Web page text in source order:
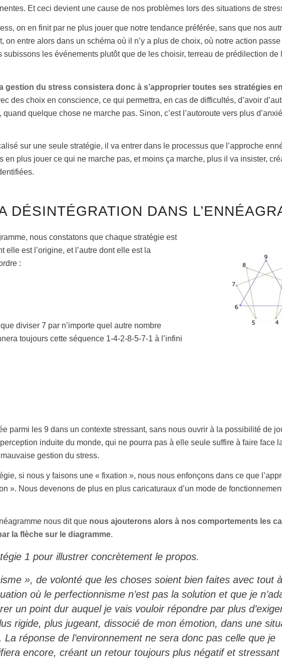
Et ceci devient une cause de nos problèmes lors des situations de
on en finit par ne plus jouer que notre tendance préférée, sans que nos
entre alors dans un schéma où il n’y a plus de choix, où notre action
les événements plutôt que de les choisir, terreau de prédilection de
gestion du stress consistera donc à s’approprier toutes ses stratégies
des choix en conscience, ce qui permettra, en cas de difficultés, d’avoir
quelque chose ne marche pas. Sinon, c’est l’autoroute vers plus
sur une seule stratégie, il va entrer dans le processus que l’approche
en plus jouer ce qui ne marche pas, et moins ça marche, plus il va insister,
DÉSINTÉGRATION DANS
nous constatons que chaque stratégie est
est l’origine, et l’autre dont elle est la
:
diviser 7 par n’importe quel autre nombre
toujours cette séquence 1-4-2-8-5-7-1 à l’infini
parmi les 9 dans un contexte stressant, sans nous ouvrir à la possibilité de
induite du monde, qui ne pourra pas à elle seule suffire à faire face
gestion du stress.
si nous y faisons une « fixation », nous nous enfonçons dans ce que
». Nous devenons de plus en plus caricaturaux d’un mode de
nous dit que nous ajouterons alors à nos comportements les
la flèche sur le diagramme.
1 pour illustrer concrètement le propos.
», de volonté que les choses soient bien faites avec tout
où le perfectionnisme n’est pas la solution et que je
un point dur auquel je vais vouloir répondre par plus
rigide, plus jugeant, dissocié de mon émotion, dans une
La réponse de l’environnement ne sera donc pas celle que je
encore, créant un retour toujours plus négatif et stressant